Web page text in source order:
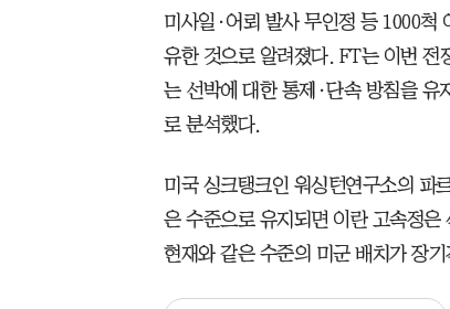
미사일·어뢰 발사 무인정 등 1000척
유한 것으로 알려졌다. FT는 이번 전
는 선박에 대한 통제·단속 방침을 유
로 분석했다.
미국 싱크탱크인 워싱턴연구소의 파
은 수준으로 유지되면 이란 고속정
현재와 같은 수준의 미군 배치가 장